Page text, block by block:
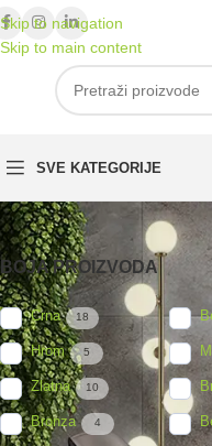
Skip to navigation
Skip to main content
SVE KATEGORIJE
BOJA PROIZVODA
Crna 18
Hrom 5
Zlatna 10
Bronza 4